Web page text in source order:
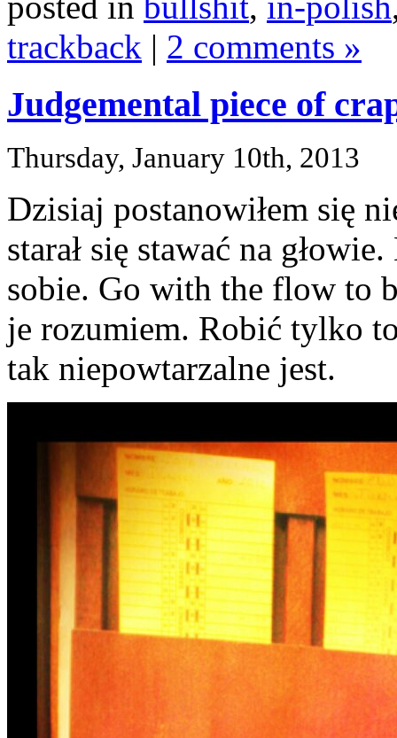
trackback | 2 comments »
Judgemental piece of
Thursday, January 10th, 2013
Dzisiaj postanowiłem się
starał się stawać na
sobie. Go with the flow to
je rozumiem. Robić tylko
tak niepowtarzalne jest.